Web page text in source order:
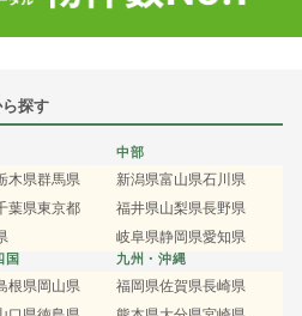
探す
木県群馬県
葉県東京都
中部
新潟県富山県石川県
福井県山梨県長野県
岐阜県静岡県愛知県
国
根県岡山県
九州・沖縄
福岡県佐賀県長崎県